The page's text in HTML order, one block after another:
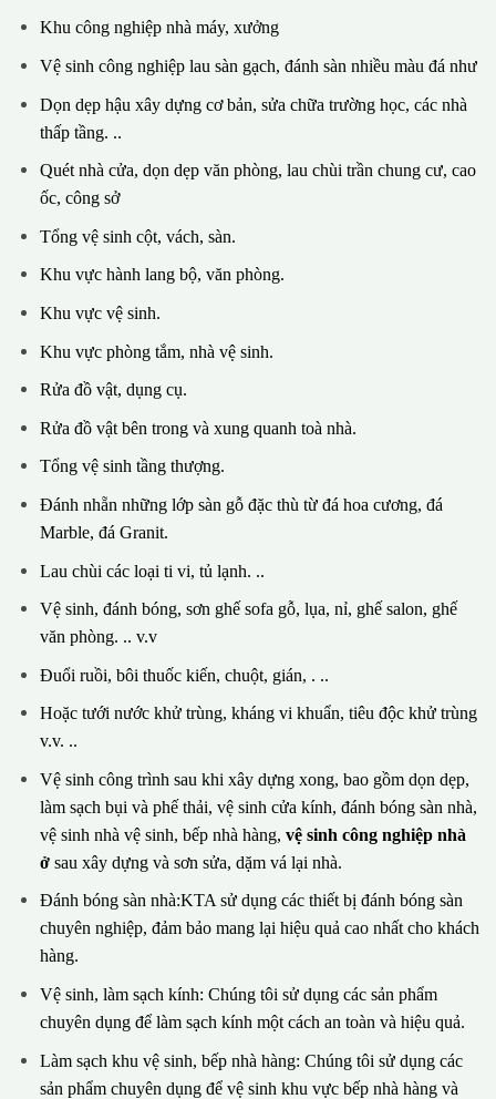
Khu công nghiệp nhà máy, xưởng
Vệ sinh công nghiệp lau sàn gạch, đánh sàn nhiều màu đá như
Dọn dẹp hậu xây dựng cơ bản, sửa chữa trường học, các nhà
thấp tầng. ..
Quét nhà cửa, dọn dẹp văn phòng, lau chùi trần chung cư, cao
ốc, công sở
Tổng vệ sinh cột, vách, sàn.
Khu vực hành lang bộ, văn phòng.
Khu vực vệ sinh.
Khu vực phòng tắm, nhà vệ sinh.
Rửa đồ vật, dụng cụ.
Rửa đồ vật bên trong và xung quanh toà nhà.
Tổng vệ sinh tầng thượng.
Đánh nhẵn những lớp sàn gỗ đặc thù từ đá hoa cương, đá
Marble, đá Granit.
Lau chùi các loại ti vi, tủ lạnh. ..
Vệ sinh, đánh bóng, sơn ghế sofa gỗ, lụa, nỉ, ghế salon, ghế
văn phòng. .. v.v
Đuổi ruồi, bôi thuốc kiến, chuột, gián, . ..
Hoặc tưới nước khử trùng, kháng vi khuẩn, tiêu độc khử trùng
v.v. ..
Vệ sinh công trình sau khi xây dựng xong, bao gồm dọn dẹp,
làm sạch bụi và phế thải, vệ sinh cửa kính, đánh bóng sàn nhà,
vệ sinh nhà vệ sinh, bếp nhà hàng, vệ sinh công nghiệp nhà
ởsau xây dựng và sơn sửa, dặm vá lại nhà.
Đánh bóng sàn nhà:KTA sử dụng các thiết bị đánh bóng sàn
chuyên nghiệp, đảm bảo mang lại hiệu quả cao nhất cho khách
hàng.
Vệ sinh, làm sạch kính: Chúng tôi sử dụng các sản phẩm
chuyên dụng để làm sạch kính một cách an toàn và hiệu quả.
Làm sạch khu vệ sinh, bếp nhà hàng: Chúng tôi sử dụng các
sản phẩm chuyên dụng để vệ sinh khu vực bếp nhà hàng và